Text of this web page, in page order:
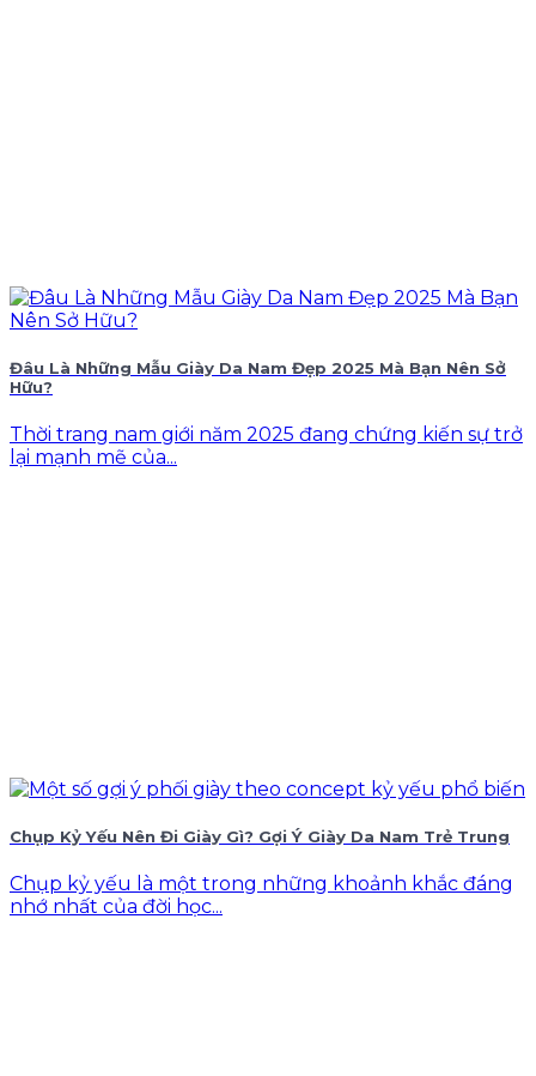
Đâu Là Những Mẫu Giày Da Nam Đẹp 2025 Mà Bạn Nên Sở
Hữu?
Thời trang nam giới năm 2025 đang chứng kiến sự trở
lại mạnh mẽ của...
Chụp Kỷ Yếu Nên Đi Giày Gì? Gợi Ý Giày Da Nam Trẻ Trung
Chụp kỷ yếu là một trong những khoảnh khắc đáng
nhớ nhất của đời học...